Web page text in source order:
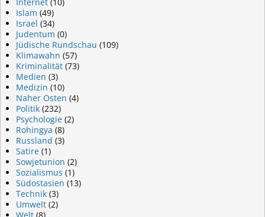
Islam (49)
Israel (34)
Judentum (0)
Jüdische Rundschau (109)
Klimawahn (57)
Kriminalität (73)
Medien (3)
Medizin (10)
Naher Osten (4)
Politik (232)
Psychologie (2)
Rohingya (8)
Russland (3)
Satire (1)
Sowjetunion (2)
Sozialismus (1)
Südostasien (13)
Technik (3)
Umwelt (2)
Welt (8)